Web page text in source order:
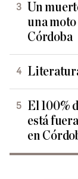
Un
una
Córdoba
El 100%
está
en